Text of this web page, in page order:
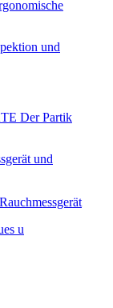
Der Partik
u